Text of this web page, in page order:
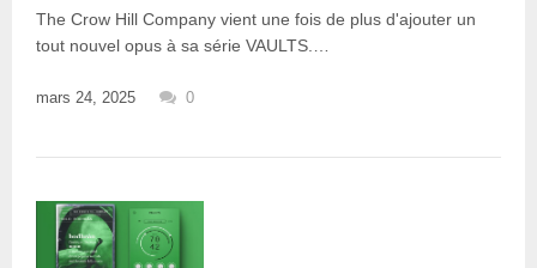
The Crow Hill Company vient une fois de plus d'ajouter un
tout nouvel opus à sa série VAULTS.…
mars 24, 2025 0